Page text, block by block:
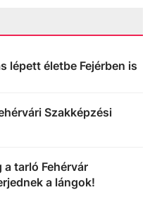
lépett életbe Fejérben is
Szakképzési
tarló Fehérvár
a lángok!